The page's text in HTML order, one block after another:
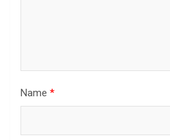
Name *